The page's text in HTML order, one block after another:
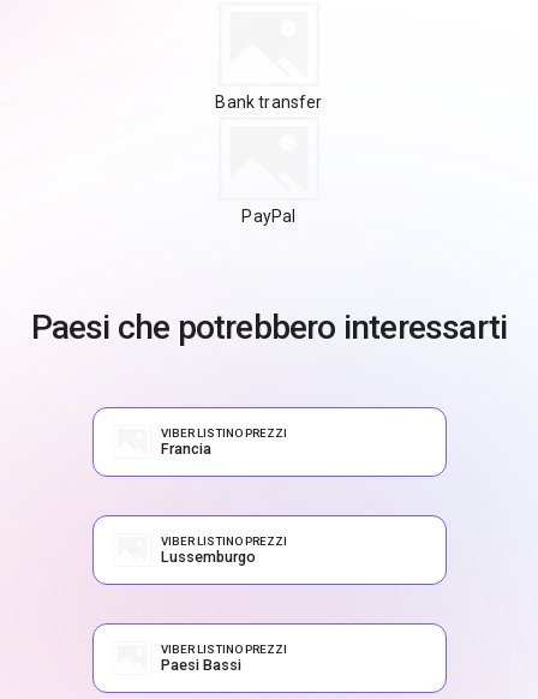
Bank transfer
PayPal
Paesi che potrebbero interessarti
VIBER LISTINO PREZZI
Francia
VIBER LISTINO PREZZI
Lussemburgo
VIBER LISTINO PREZZI
Paesi Bassi